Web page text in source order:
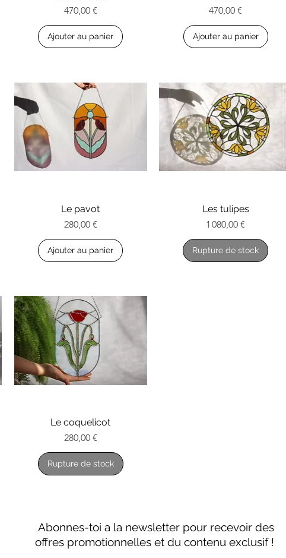
Prix
470,00 €
Ajouter au panier
Prix
470,00 €
Ajouter au panier
Aperçu rapide
Le pavot
Prix
280,00 €
Ajouter au panier
Aperçu rapide
Les tulipes
Prix
1 080,00 €
Rupture de stock
Aperçu rapide
Le coquelicot
Prix
280,00 €
Rupture de stock
Abonnes-toi a la newsletter pour recevoir des
offres promotionnelles et du contenu exclusif !